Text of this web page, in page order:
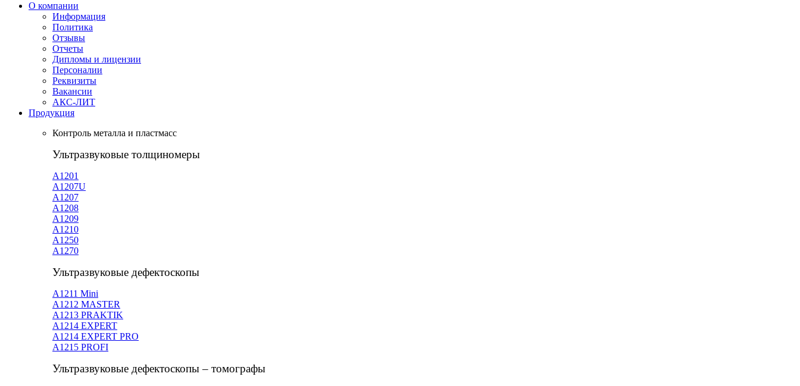
О компании
Информация
Политика
Отзывы
Отчеты
Дипломы и лицензии
Персоналии
Реквизиты
Вакансии
АКС-ЛИТ
Продукция
Контроль металла и пластмасс
Ультразвуковые толщиномеры
A1201
А1207U
А1207
А1208
А1209
А1210
А1250
А1270
Ультразвуковые дефектоскопы
А1211 Mini
А1212 MASTER
A1213 PRAKTIK
А1214 EXPERT
А1214 EXPERT PRO
A1215 PROFI
Ультразвуковые дефектоскопы – томографы